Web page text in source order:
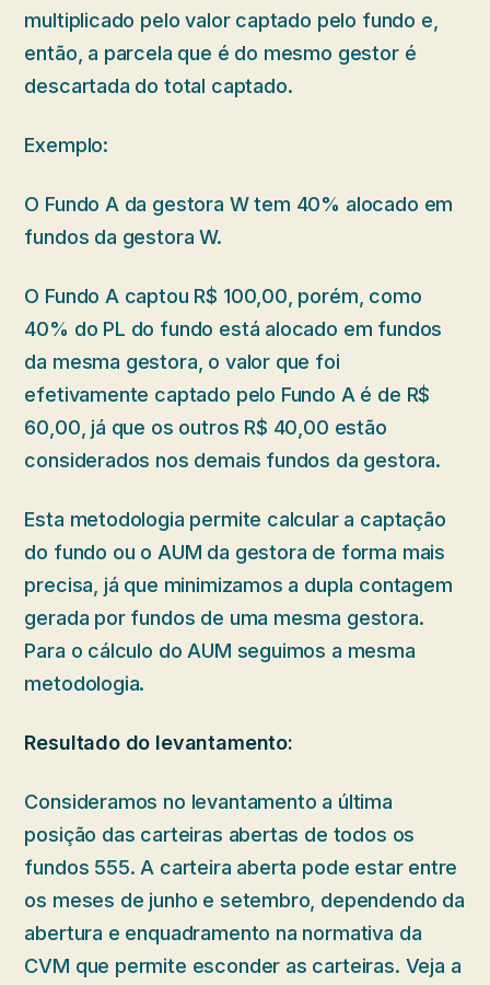
multiplicado pelo valor captado pelo fundo e,
então, a parcela que é do mesmo gestor é
descartada do total captado.
Exemplo:
O Fundo A da gestora W tem 40% alocado em
fundos da gestora W.
O Fundo A captou R$ 100,00, porém, como
40% do PL do fundo está alocado em fundos
da mesma gestora, o valor que foi
efetivamente captado pelo Fundo A é de R$
60,00, já que os outros R$ 40,00 estão
considerados nos demais fundos da gestora.
Esta metodologia permite calcular a captação
do fundo ou o AUM da gestora de forma mais
precisa, já que minimizamos a dupla contagem
gerada por fundos de uma mesma gestora.
Para o cálculo do AUM seguimos a mesma
metodologia.
Resultado do levantamento:
Consideramos no levantamento a última
posição das carteiras abertas de todos os
fundos 555. A carteira aberta pode estar entre
os meses de junho e setembro, dependendo da
abertura e enquadramento na normativa da
CVM que permite esconder as carteiras. Veja a